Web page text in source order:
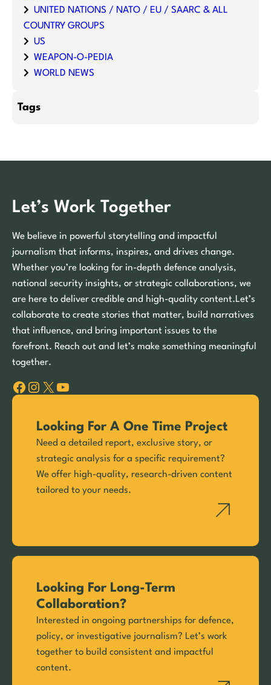
UNITED NATIONS / NATO / EU / SAARC & ALL
COUNTRY GROUPS
US
WEAPON-O-PEDIA
WORLD NEWS
Tags
Let’s Work Together
We believe in powerful storytelling and impactful
journalism that informs, inspires, and drives change.
Whether you’re looking for in-depth defence analysis,
national security insights, or strategic collaborations, we
are here to deliver credible and high-quality content.Let’s
collaborate to create stories that matter, build narratives
that influence, and bring important issues to the
forefront. Reach out and let’s make something meaningful
together.
Facebook Instagram X YouTube
Looking For A One Time Project
Need a detailed report, exclusive story, or
strategic analysis for a specific requirement?
We offer high-quality, research-driven content
tailored to your needs.
Looking For Long-Term
Collaboration?
Interested in ongoing partnerships for defence,
policy, or investigative journalism? Let’s work
together to build consistent and impactful
content.